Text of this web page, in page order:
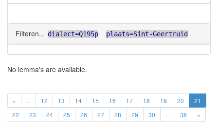
Filteren... dialect=Q195p plaats=Sint-Geertruid
No lemma's are available.
« ... 12 13 14 15 16 17 18 19 20
21
22
23 24 25 26 27 28 29 30 ... 38 »